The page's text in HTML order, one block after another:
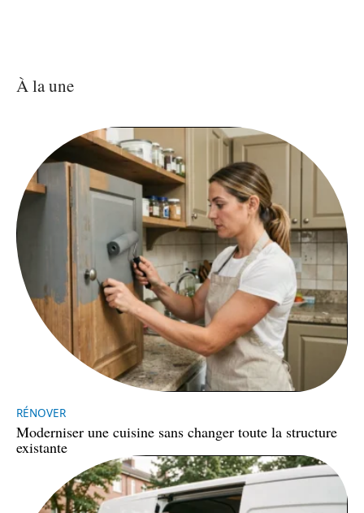
À la une
RÉNOVER
Moderniser une cuisine sans changer toute la structure
existante